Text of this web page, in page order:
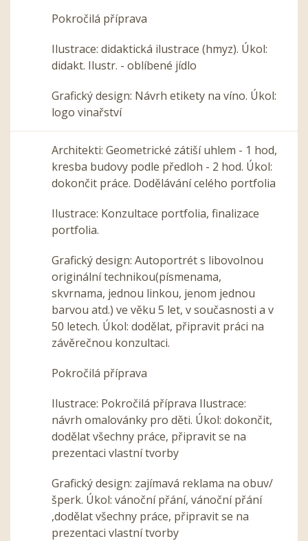
Pokročilá příprava
Ilustrace: didaktická ilustrace (hmyz). Úkol:
didakt. Ilustr. - oblíbené jídlo
Grafický design: Návrh etikety na víno. Úkol:
logo vinařství
Architekti: Geometrické zátiší uhlem - 1 hod,
kresba budovy podle předloh - 2 hod. Úkol:
dokončit práce. Dodělávání celého portfolia
Ilustrace: Konzultace portfolia, finalizace
portfolia.
Grafický design: Autoportrét s libovolnou
originální technikou(písmenama,
skvrnama, jednou linkou, jenom jednou
barvou atd.) ve věku 5 let, v současnosti a v
50 letech. Úkol: dodělat, připravit práci na
závěrečnou konzultaci.
Pokročilá příprava
Ilustrace: Pokročilá příprava Ilustrace:
návrh omalovánky pro děti. Úkol: dokončit,
dodělat všechny práce, připravit se na
prezentaci vlastní tvorby
Grafický design: zajímavá reklama na obuv/
šperk. Úkol: vánoční přání, vánoční přání
,dodělat všechny práce, připravit se na
prezentaci vlastní tvorby